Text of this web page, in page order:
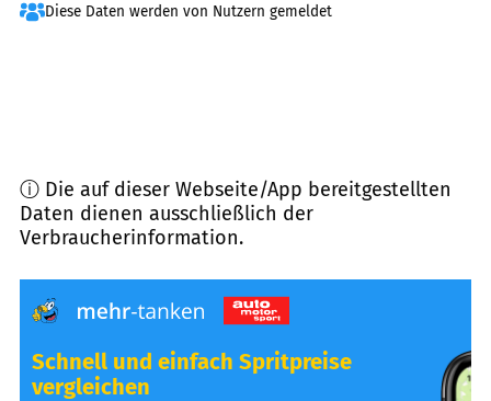
Diese Daten werden von Nutzern gemeldet
ⓘ Die auf dieser Webseite/App bereitgestellten
Daten dienen ausschließlich der
Verbraucherinformation.
Schnell und einfach Spritpreise
vergleichen